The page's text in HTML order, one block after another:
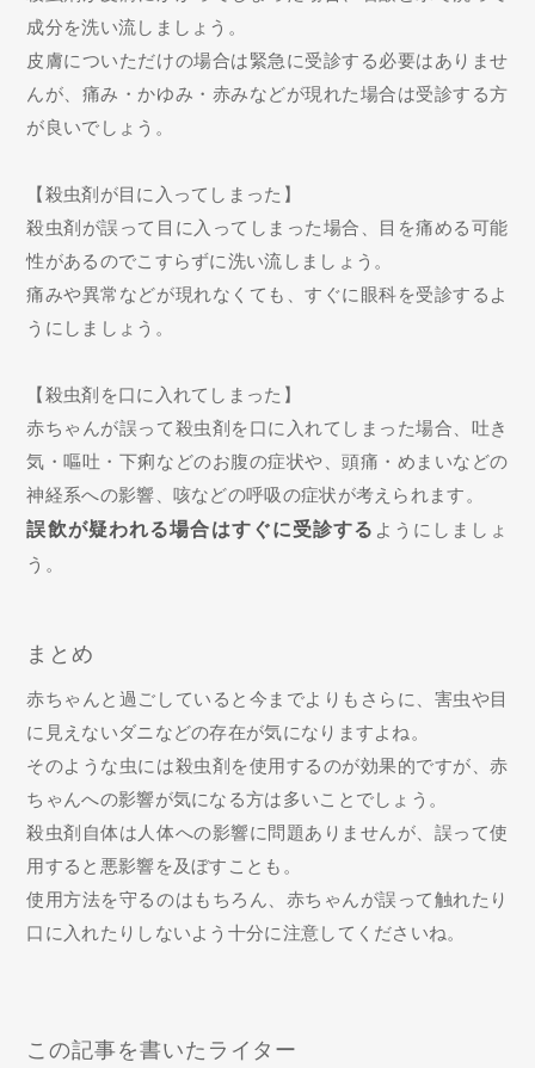
成分を洗い流しましょう。
皮膚についただけの場合は緊急に受診する必要はありませ
んが、痛み・かゆみ・赤みなどが現れた場合は受診する方
が良いでしょう。
【殺虫剤が目に入ってしまった】
殺虫剤が誤って目に入ってしまった場合、目を痛める可能
性があるのでこすらずに洗い流しましょう。
痛みや異常などが現れなくても、すぐに眼科を受診するよ
うにしましょう。
【殺虫剤を口に入れてしまった】
赤ちゃんが誤って殺虫剤を口に入れてしまった場合、吐き
気・嘔吐・下痢などのお腹の症状や、頭痛・めまいなどの
神経系への影響、咳などの呼吸の症状が考えられます。
誤飲が疑われる場合はすぐに受診する ようにしましょ
う。
まとめ
赤ちゃんと過ごしていると今までよりもさらに、害虫や目
に見えないダニなどの存在が気になりますよね。
そのような虫には殺虫剤を使用するのが効果的ですが、赤
ちゃんへの影響が気になる方は多いことでしょう。
殺虫剤自体は人体への影響に問題ありませんが、誤って使
用すると悪影響を及ぼすことも。
使用方法を守るのはもちろん、赤ちゃんが誤って触れたり
口に入れたりしないよう十分に注意してくださいね。
この記事を書いたライター